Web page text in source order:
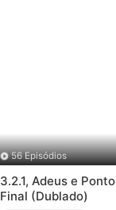
56 Episódios
3.2.1, Adeus e Ponto
Final (Dublado)